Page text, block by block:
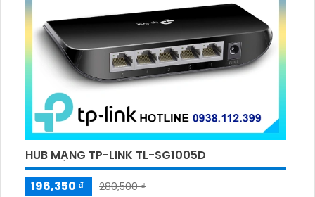
HUB MẠNG TP-LINK TL-SG1005D
196,350 ₫
280,500 ₫